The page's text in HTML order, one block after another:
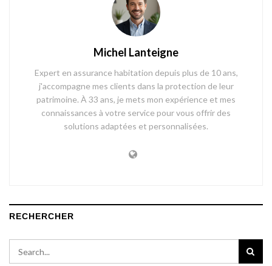
Michel Lanteigne
Expert en assurance habitation depuis plus de 10 ans,
j'accompagne mes clients dans la protection de leur
patrimoine. À 33 ans, je mets mon expérience et mes
connaissances à votre service pour vous offrir des
solutions adaptées et personnalisées.
RECHERCHER